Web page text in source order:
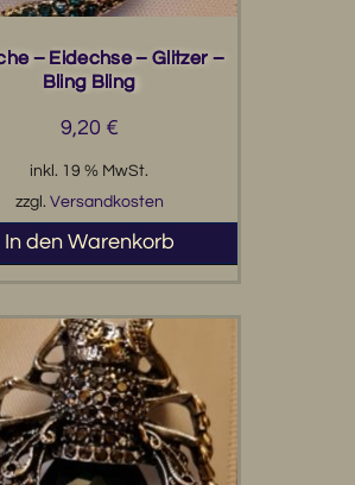
– Eidechse – Glitzer –
Bling Bling
9,20 €
inkl. 19 % MwSt.
zzgl. Versandkosten
In den Warenkorb